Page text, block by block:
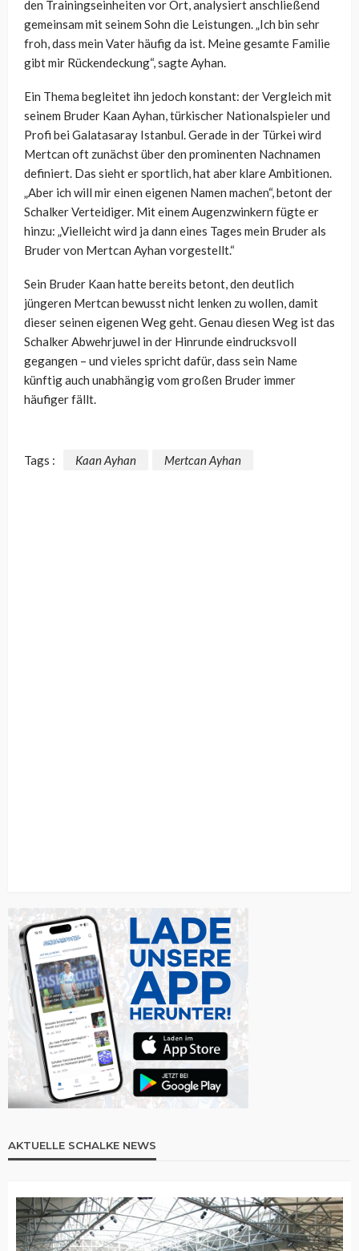
den Trainingseinheiten vor Ort, analysiert anschließend
gemeinsam mit seinem Sohn die Leistungen. „Ich bin sehr
froh, dass mein Vater häufig da ist. Meine gesamte Familie
gibt mir Rückendeckung“, sagte Ayhan.
Ein Thema begleitet ihn jedoch konstant: der Vergleich mit
seinem Bruder Kaan Ayhan, türkischer Nationalspieler und
Profi bei Galatasaray Istanbul. Gerade in der Türkei wird
Mertcan oft zunächst über den prominenten Nachnamen
definiert. Das sieht er sportlich, hat aber klare Ambitionen.
„Aber ich will mir einen eigenen Namen machen“, betont der
Schalker Verteidiger. Mit einem Augenzwinkern fügte er
hinzu: „Vielleicht wird ja dann eines Tages mein Bruder als
Bruder von Mertcan Ayhan vorgestellt.“
Sein Bruder Kaan hatte bereits betont, den deutlich
jüngeren Mertcan bewusst nicht lenken zu wollen, damit
dieser seinen eigenen Weg geht. Genau diesen Weg ist das
Schalker Abwehrjuwel in der Hinrunde eindrucksvoll
gegangen – und vieles spricht dafür, dass sein Name
künftig auch unabhängig vom großen Bruder immer
häufiger fällt.
Tags : Kaan Ayhan Mertcan Ayhan
AKTUELLE SCHALKE NEWS